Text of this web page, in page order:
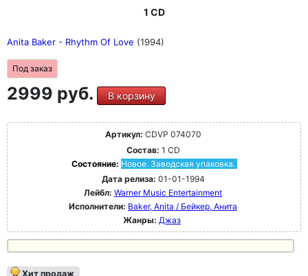
1 CD
Anita Baker - Rhythm Of Love (1994)
Под заказ
2999 руб. В корзину
Артикул: CDVP 074070
Состав: 1 CD
Состояние: Новое. Заводская упаковка.
Дата релиза: 01-01-1994
Лейбл: Warner Music Entertainment
Исполнители: Baker, Anita / Бейкер, Анита
Жанры: Джаз
Хит продаж